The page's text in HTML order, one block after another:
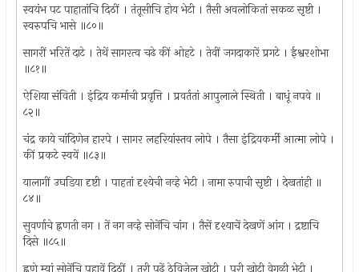
स्वयंभ पट पाहातांचि दिठीं । तंतूसीचि होय भेटी । तैसी अवलोकितां सकळ सृष्टी ।
स्वरुपचि भासे ॥८०॥
सागरीं भरितें दाटे । तेथें सागरत्व चढे कीं ओहटे । तेवीं जगदाकारें प्रगटे । ईश्वरशोभा
॥८१॥
ऐशिया संविती । इंद्रिय कर्माची प्रवृत्ति । प्रवर्ततां आपुलाले स्थिती । बाधूं नपवे ॥
८२॥
चंद्र काये चांदिणेन हारपे । सागर लहरियांस्तव लोपे । तैसा इंद्रियकर्मी आत्मा लोपे ।
कीं प्रकटे स्वयें ॥८३॥
यालागीं उघडिया दृष्टी । पाहतां दृश्येची नव्हे भेटी । नामा रुपाची सृष्टी । देखतांही ॥
८४॥
सुवर्णाचे ह्नणती नग । तें नग नव्हे सोनेंचि चांग । तैसें दृश्याचें देखणें आंग । द्रष्टाचि
दिसे ॥८५॥